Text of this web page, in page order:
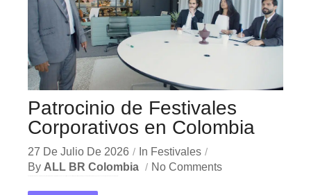
Patrocinio de Festivales
Corporativos en Colombia
27 De Julio De 2026 In Festivales
By ALL BR Colombia No Comments